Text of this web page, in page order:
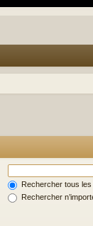
Rechercher tous
Rechercher